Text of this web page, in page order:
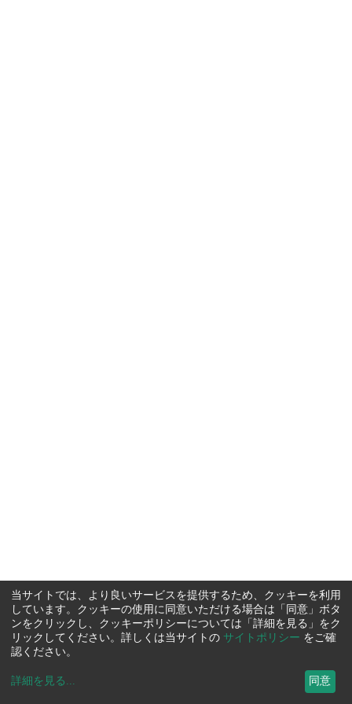
当サイトでは、より良いサービスを提供するため、クッキーを利用
しています。クッキーの使用に同意いただける場合は「同意」ボタ
ンをクリックし、クッキーポリシーについては「詳細を見る」をク
リックしてください。詳しくは当サイトの サイトポリシー をご確
認ください。
詳細を見る ... 同意